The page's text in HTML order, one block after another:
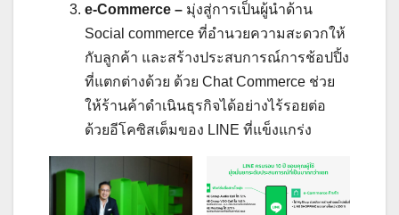
e-Commerce – มุ่งสู่การเป็นผู้นำด้าน
Social commerce ที่อำนวยความสะดวกให้
กับลูกค้า และสร้างประสบการณ์การช้อปปิ้ง
ที่แตกต่างด้วย ด้วย Chat Commerce ช่วย
ให้ร้านค้าดำเนินธุรกิจได้อย่างไร้รอยต่อ
ด้วยอีโคซิสเต็มของ LINE ที่แข็งแกร่ง